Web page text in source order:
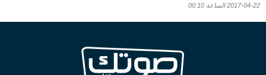
2017-04-22 الساعة 00:10